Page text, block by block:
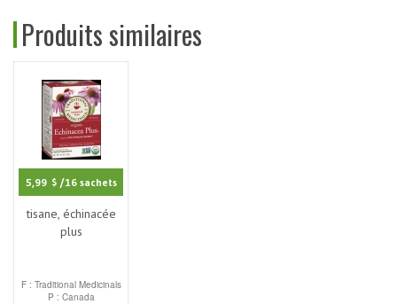
Produits similaires
5,99 $ /16 sachets
tisane, échinacée
plus
F : Traditional Medicinals
P : Canada